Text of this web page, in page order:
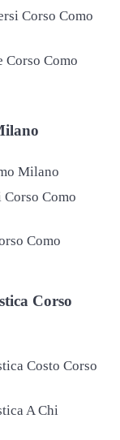
Corso Como
Corso Como
Milano
Como
Como
Corso
Costo Corso
A Chi